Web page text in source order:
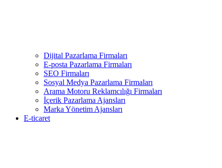
Dijital Pazarlama Firmaları
E-posta Pazarlama Firmaları
SEO Firmaları
Sosyal Medya Pazarlama Firmaları
Arama Motoru Reklamcılığı Firmaları
İçerik Pazarlama Ajansları
Marka Yönetim Ajansları
E-ticaret